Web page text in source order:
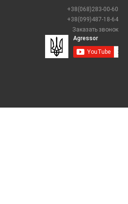
+38(068)283-00-60
+38(099)487-18-64
Заказать звонок